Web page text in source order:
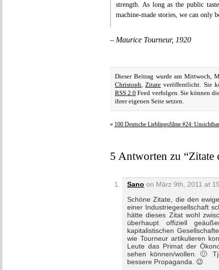
strength. As long as the public
machine-made stories, we can only
– Maurice Tourneur, 1920
Dieser Beitrag wurde am Mittwoch,
Christoph,Zitate veröffentlicht. Sie
RSS 2.0 Feed verfolgen. Sie können
ihrer eigenen Seite setzen.
« 100 Deutsche Lieblingsfilme #24:
5 Antworten zu “Zitate
Sano on März 9th, 2011 at
Schöne Zitate, die den
einer Industriegesellschaft
hätte dieses Zitat wohl
überhaupt offiziell
kapitalistischen
wie Tourneur artikulieren
Leute das Primat der
sehen können/wollen. 🙂
bessere Propaganda. 😉